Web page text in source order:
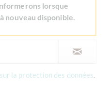
lorsque
nouveau disponible.
la protection des données.